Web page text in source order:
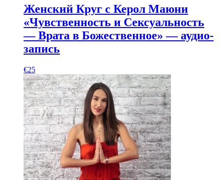
Женский Круг с Керол Маюни
«Чувственность и Сексуальность
— Врата в Божественное» — аудио-
запись
€25